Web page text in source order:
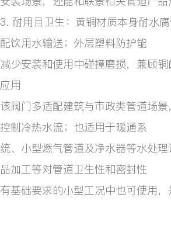
3. 耐用且卫生：黄铜材质本身耐水
配饮用水输送；外层塑料防护能
减少安装和使用中碰撞磨损，兼顾
应用
该阀门多适配建筑与市政类管道场
控制冷热水流；也适用于暖通系
统、小型燃气管道及净水器等水处
品加工等对管道卫生性和密封性
有基础要求的小型工况中也可使用